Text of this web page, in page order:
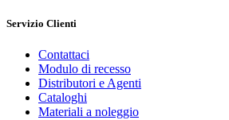
Servizio Clienti
Contattaci
Modulo di recesso
Distributori e Agenti
Cataloghi
Materiali a noleggio